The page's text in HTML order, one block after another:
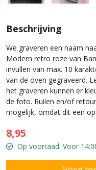
Beschrijving
We graveren een naam
Modern retro roze van
invullen van max. 10
van de oven gegraveerd.
het graveren kunnen er
de foto. Ruilen en/of
mogelijk, omdat dit een
8,95
Op voorraad. Voor